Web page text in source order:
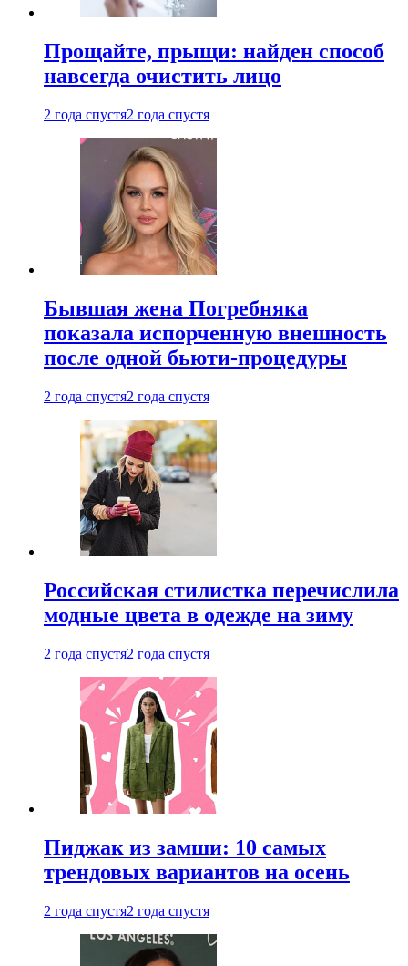
Прощайте, прыщи: найден способ
навсегда очистить лицо
2 года спустя2 года спустя
Бывшая жена Погребняка
показала испорченную внешность
после одной бьюти-процедуры
2 года спустя2 года спустя
Российская стилистка перечислила
модные цвета в одежде на зиму
2 года спустя2 года спустя
Пиджак из замши: 10 самых
трендовых вариантов на осень
2 года спустя2 года спустя